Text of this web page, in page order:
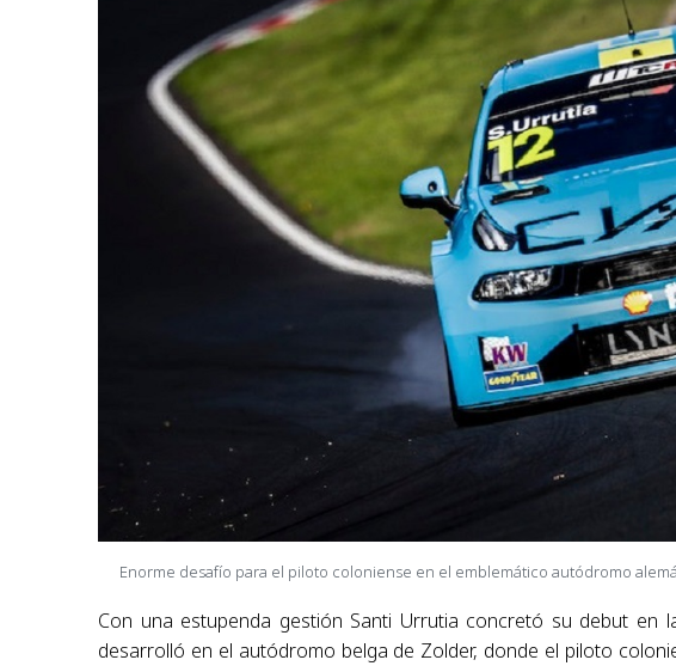
Enorme desafío para el piloto coloniense en el emblemático autódromo
Con una estupenda gestión Santi Urrutia concretó su debut en
desarrolló en el autódromo belga de Zolder, donde el piloto